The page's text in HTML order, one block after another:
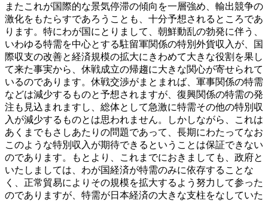
またこれが国際的な景気停滞の傾向を一層強め、輸出競争の
激化をもたらすであろうことも、十分予想されるところであ
ります。特にわが国にとりまして、朝鮮動乱の勃発に伴う、
いわゆる特需を中心とする駐留軍関係の特別外貨収入が、国
際収支の改善と経済規模の拡大にきわめて大きな役割を果し
て来た事実から、休戦成立の帰趨に大きな関心が寄せられて
いるのであります。休戦交渉がまとまれば、軍事関係の特需
などは減少するものと予想されますが、復興関係の特需の発
注も見込まれますし、総体として急激に特需その他の特別収
入が減少するものとは思われません。しかしながら、これは
あくまでもさしあたりの問題であって、長期にわたってなお
このような特別収入が期待できるということは保証できない
のであります。もとより、これまでにおきましても、政府と
いたしましては、わが国経済が特需のみに依存することな
く、正常貿易によりその規模を拡大するよう努力して参った
のでありますが、特需が日本経済の大きな支柱をなしていた